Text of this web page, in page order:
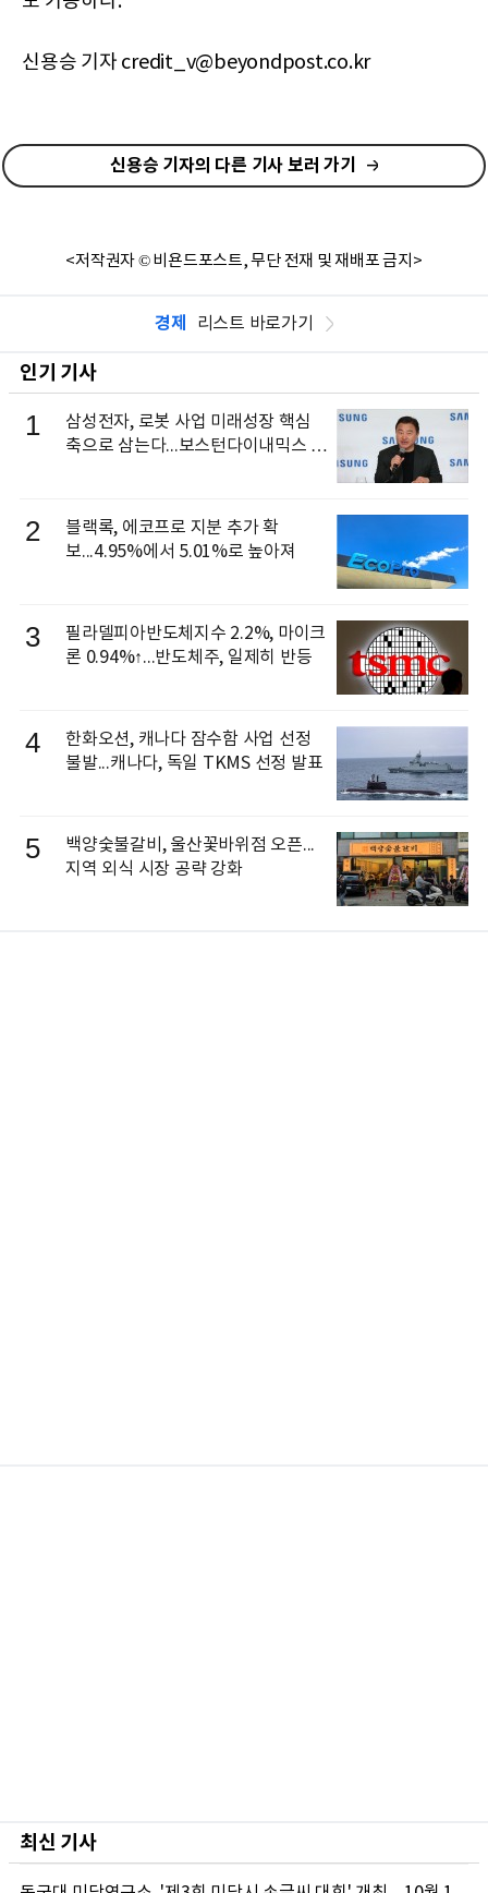
신용승 기자 credit_v@beyondpost.co.kr
신용승 기자의 다른 기사 보러 가기
<저작권자 © 비욘드포스트, 무단 전재 및 재배포 금지>
경제 리스트 바로가기
인기 기사
1
삼성전자, 로봇 사업 미래성장 핵심
축으로 삼는다...보스턴다이내믹스 출
2
블랙록, 에코프로 지분 추가 확
보...4.95%에서 5.01%로 높아져
3
필라델피아반도체지수 2.2%, 마이크
론 0.94%↑...반도체주, 일제히 반등
4
한화오션, 캐나다 잠수함 사업 선정
불발...캐나다, 독일 TKMS 선정 발표
5
백양숯불갈비, 울산꽃바위점 오픈...
지역 외식 시장 공략 강화
최신 기사